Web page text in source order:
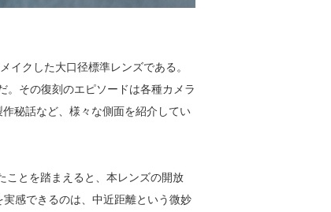
クした大口径標準レンズである。
。その復刻のエピソードは各種カメラ
秘話など、様々な側面を紹介してい
ことを踏まえると、本レンズの開放
感できるのは、中近距離という微妙